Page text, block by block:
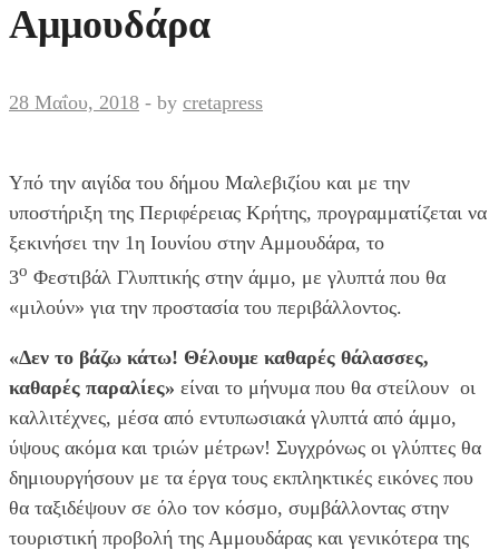
Αμμουδάρα
28 Μαΐου, 2018 - by cretapress
Υπό την αιγίδα του δήμου Μαλεβιζίου και με την
υποστήριξη της Περιφέρειας Κρήτης, προγραμματίζεται να
ξεκινήσει την 1η Ιουνίου στην Αμμουδάρα, το
3ο Φεστιβάλ Γλυπτικής στην άμμο, με γλυπτά που θα
«μιλούν» για την προστασία του περιβάλλοντος.
«Δεν το βάζω κάτω! Θέλουμε καθαρές θάλασσες,
καθαρές παραλίες» είναι το μήνυμα που θα στείλουν οι
καλλιτέχνες, μέσα από εντυπωσιακά γλυπτά από άμμο,
ύψους ακόμα και τριών μέτρων! Συγχρόνως οι γλύπτες θα
δημιουργήσουν με τα έργα τους εκπληκτικές εικόνες που
θα ταξιδέψουν σε όλο τον κόσμο, συμβάλλοντας στην
τουριστική προβολή της Αμμουδάρας και γενικότερα της